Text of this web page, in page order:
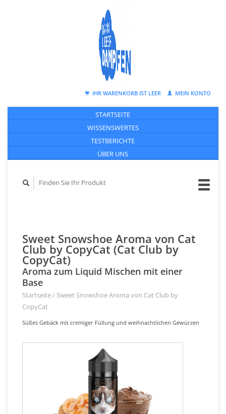
IHR WARENKORB IST LEER MEIN KONTO
STARTSEITE
WISSENSWERTES
TESTBERICHTE
ÜBER UNS
Sweet Snowshoe Aroma von Cat
Club by CopyCat (Cat Club by
CopyCat)
Aroma zum Liquid Mischen mit einer
Base
Startseite/ Sweet Snowshoe Aroma von Cat Club by
CopyCat
Süßes Gebäck mit cremiger Füllung und weihnachtlichen Gewürzen